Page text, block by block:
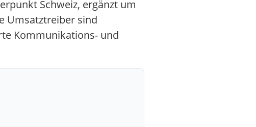
Schweiz, ergänzt um
Umsatztreiber sind
Kommunikations- und